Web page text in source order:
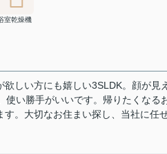
室乾燥機
欲しい方にも嬉しい3SLDK。顔が
使い勝手がいいです。帰りたくな
。大切なお住まい探し、当社に任